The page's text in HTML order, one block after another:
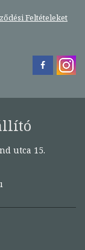
Feltételeket
utca 15.